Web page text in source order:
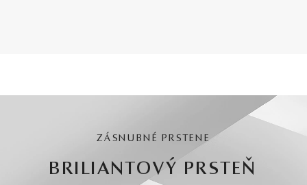
ZÁSNUBNÉ PRSTENE
BRILIANTOVÝ PRSTEŇ